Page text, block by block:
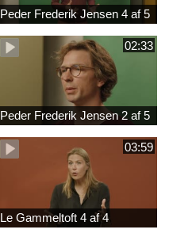
Peder Frederik Jensen 4 af 5
02:33
Peder Frederik Jensen 2 af 5
03:59
Le Gammeltoft 4 af 4